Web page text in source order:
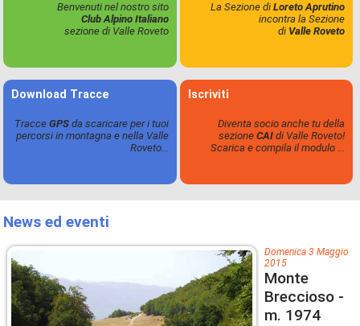
Benvenuti nel nostro sito
Club Alpino Italiano
sezione di Valle Roveto
La Sezione diLoreto Aprutino
incontra la Sezione
di Valle Roveto
Download Tracce
Tracce GPSda scaricare per i tuoi
percorsi in montagna e nella Valle
Roveto...
Iscriviti
Diventa socio anche tu della
sezioneCAIdi Valle Roveto!
Scarica e compila il modulo ...
News ed eventi
Domenica 3 Maggio
2015
Monte
Breccioso -
m. 1974